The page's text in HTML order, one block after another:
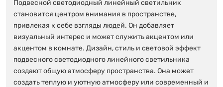
Подвесной светодиодный линейный светильник
становится центром внимания в пространстве,
привлекая к себе взгляды людей. Он добавляет
визуальный интерес и может служить акцентом или
акцентом в комнате. Дизайн, стиль и световой эффект
подвесного светодиодного линейного светильника
создают общую атмосферу пространства. Она может
создать теплую и уютную атмосферу или современный и